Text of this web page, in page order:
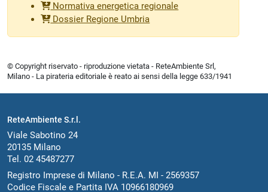
Normativa energetica regionale
Dossier Regione Umbria
© Copyright riservato - riproduzione vietata - ReteAmbiente Srl,
Milano - La pirateria editoriale è reato ai sensi della legge 633/1941
ReteAmbiente S.r.l.
Viale Sabotino 24
20135 Milano
Tel. 02 45487277
Registro Imprese di Milano - R.E.A. MI - 2569357
Codice Fiscale e Partita IVA 10966180969